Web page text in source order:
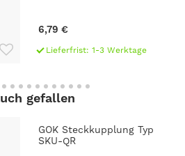
6,79 €
Lieferfrist: 1-3 Werktage
gefallen
GOK Steckkupplung Typ
SKU-QR